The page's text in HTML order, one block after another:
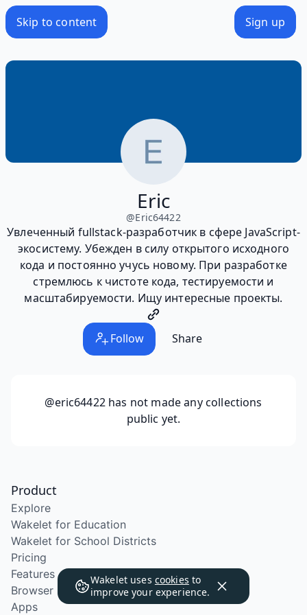
Skip to content Sign up
Eric
@Eric64422
Увлеченный fullstack-разработчик в сфере JavaScript-
экосистему. Убежден в силу открытого исходного
кода и постоянно учусь новому. При разработке
стремлюсь к чистоте кода, тестируемости и
масштабируемости. Ищу интересные проекты.
Follow Share
@eric64422has not made any collections
public yet.
Wakelet uses cookies to
improve your experience.
Product
Explore
Wakelet for Education
Wakelet for School Districts
Pricing
Features
Browser Extension
Apps